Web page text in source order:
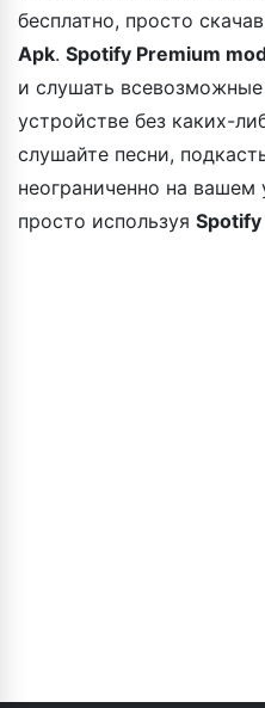
бесплатно, просто скачав
Apk. Spotify Premium
и слушать
устройстве без каких-
слушайте песни,
неограниченно на вашем
просто используя